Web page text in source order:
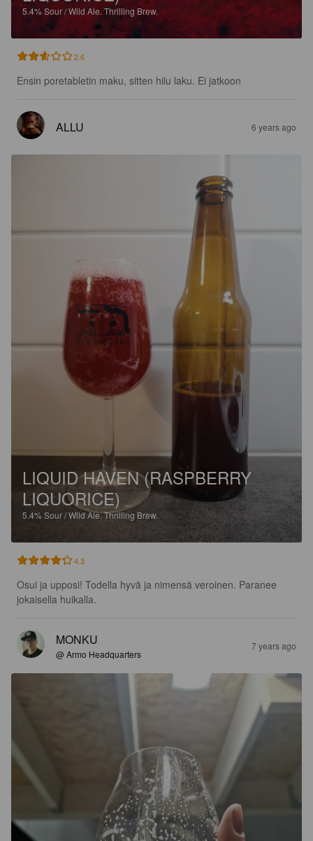
5.4%Sour / Wild Ale. Thrilling Brew.
2.6
Ensin poretabletin maku, sitten hilu laku. Ei jatkoon
ALLU 6 years ago
LIQUID HAVEN (RASPBERRY
LIQUORICE)
5.4%Sour / Wild Ale.Thrilling Brew.
4.3
Osui ja upposi! Todella hyvä ja nimensä veroinen. Paranee
jokaisella huikalla.
MONKU
@ Armo Headquarters
7 years ago